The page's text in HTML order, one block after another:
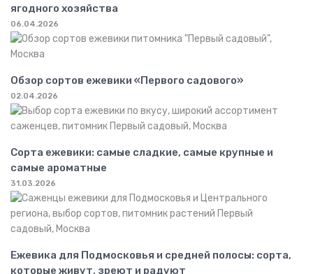
ягодного хозяйства
06.04.2026
Обзор сортов ежевики «Первого садового»
02.04.2026
Сорта ежевики: самые сладкие, самые крупные и
самые ароматные
31.03.2026
Ежевика для Подмосковья и средней полосы: сорта,
которые живут, зреют и радуют